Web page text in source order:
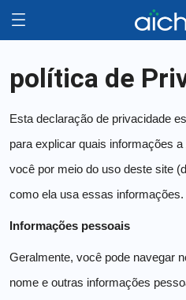
política de
Esta declaração de privacidade
para explicar quais informações
você por meio do uso deste site
como ela usa essas informações.
Informações pessoais
Geralmente, você pode navegar
nome e outras informações